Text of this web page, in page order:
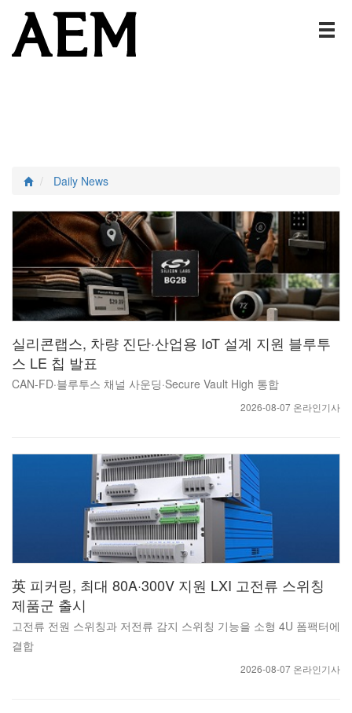
Daily News
실리콘랩스, 차량 진단·산업용 IoT 설계 지원 블루투
스 LE 칩 발표
CAN-FD·블루투스 채널 사운딩·Secure Vault High 통합
2026-08-07 온라인기사
英 피커링, 최대 80A·300V 지원 LXI 고전류 스위칭
제품군 출시
고전류 전원 스위칭과 저전류 감지 스위칭 기능을 소형 4U 폼팩터에
결합
2026-08-07 온라인기사